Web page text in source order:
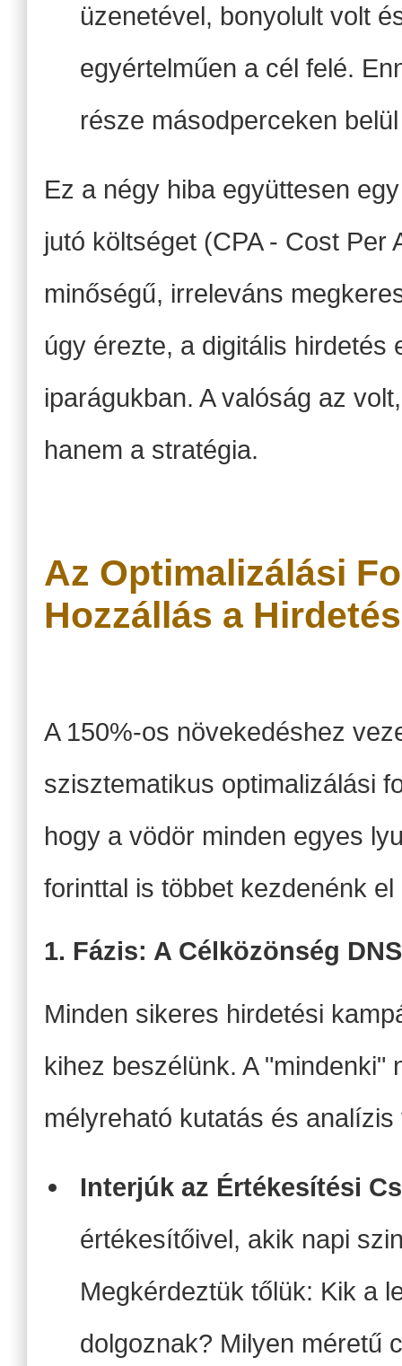
üzenetével, bonyolult volt
egyértelműen a cél felé.
része másodperceken
Ez a négy hiba együttesen
jutó költséget (CPA - Cost
minőségű, irreleváns
úgy érezte, a digitális
iparágukban. A valóság az
hanem a stratégia.
Az Optimalizálási
Hozzállás a
A 150%-os növekedéshez
szisztematikus optimalizálási
hogy a vödör minden egyes
forinttal is többet kezdenénk el
1. Fázis: A Célközönség
Minden sikeres hirdetési
kihez beszélünk. A
mélyreható kutatás és analízis
Interjúk az Értékesítési
értékesítőivel, akik napi
Megkérdeztük tőlük: Kik a
dolgoznak? Milyen méretű